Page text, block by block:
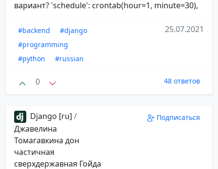
вариант? 'schedule': crontab(hour=1, minute=30),
#backend
#django
#programming
#python
#russian
25.07.2021
0 48 ответов
Django [ru] /
Джавелина
Томагавкина дон
частичная
сверхдержавная Гойда
Подписаться